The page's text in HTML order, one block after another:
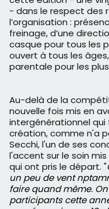
- dans le respect des
l’organisation :
freinage, d’une
casque pour tous les
ouvert à tous les
parentale pour les
Au-delà de la
nouvelle fois mis en
intergénérationnel qui
création, comme n'a
Secchi, l'un de ses
l'accent sur le soin
qui ont pris le départ. "
un peu de vent
faire quand même. O
participants cette